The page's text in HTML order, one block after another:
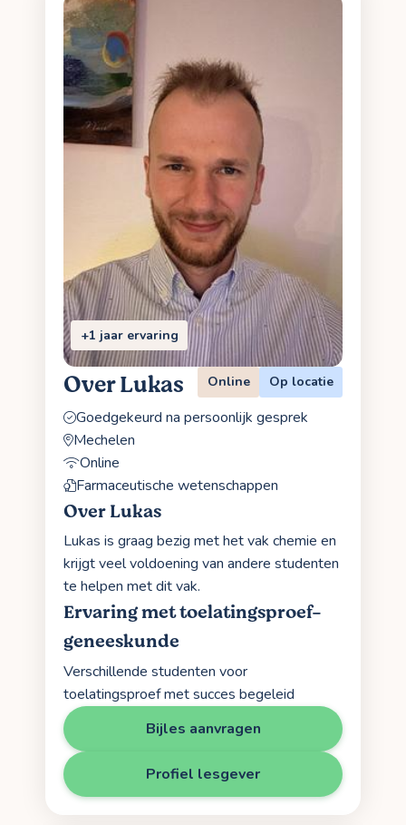
+1 jaar ervaring
Over Lukas Online Op locatie
Goedgekeurd na persoonlijk gesprek
Mechelen
Online
Farmaceutische wetenschappen
Over Lukas
Lukas is graag bezig met het vak chemie en
krijgt veel voldoening van andere studenten
te helpen met dit vak.
Ervaring met toelatingsproef-
geneeskunde
Verschillende studenten voor
toelatingsproef met succes begeleid
Bijles aanvragen
Profiel lesgever